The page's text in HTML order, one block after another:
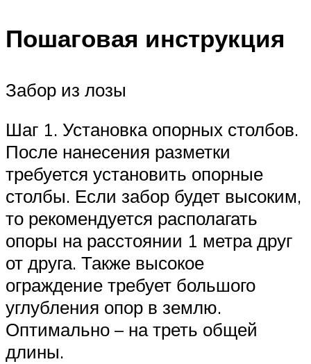
Пошаговая инструкция
Забор из лозы
Шаг 1. Установка опорных столбов.
После нанесения разметки
требуется установить опорные
столбы. Если забор будет высоким,
то рекомендуется располагать
опоры на расстоянии 1 метра друг
от друга. Также высокое
ограждение требует большого
углубления опор в землю.
Оптимально – на треть общей
длины.